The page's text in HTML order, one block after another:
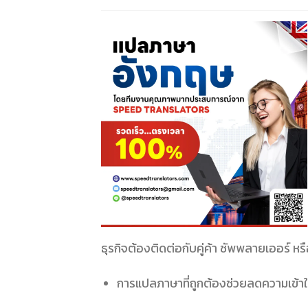
ธุรกิจต้องติดต่อกับคู่ค้า ซัพพลายเออร์ หรื
การแปลภาษาที่ถูกต้องช่วยลดความเข้า